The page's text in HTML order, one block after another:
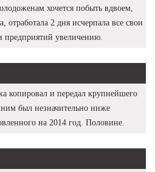
хочется побыть вдвоем,
отработала 2 дня исчерпала все свои
увеличению.
копировал и передал крупнейшего
был незначительно ниже
на 2014 год. Половине.